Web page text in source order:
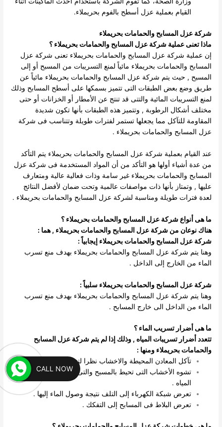
القيام بعملية عزل أسطح بالفوم بحريملاء.
شركة عزل المسابح والحمامات بحريملاء
ماذا تعنى عملية شركة عزل المسابح والحمامات بحريملاء ؟
إن عملية شركة عزل المسابح والحمامات بحريملاء تعنى شركة عزل
المسابح والحمامات بحريملاء مائياً لمنع التسريبات من المسبح أو إلى
المسبح , حيث يتم شركة عزل المسابح والحمامات بحريملاء مائياً عن
طريق وضع بعض الطبقات التى تتميز بسمكها على أسطح المسابح وذلك
لمنع التسريبات المائية والتتى قد تنتج عن الأمطار أو الخزانات أو حتى
مختلف أشكال الرطوبة , وتتميز هذه الطبقات بأنها تكون شديدة
المقاومة للتآكل مما يجعلها تستمر لفترات طويلة وتتناسب فى شركة
عزل المسابح والحمامات بحريملاء .
عند القيام بعملية شركة عزل المسابح والحمامات بحريملاء يتم التأكد
من عدة أشياء أولها هو التأكد من أن المواد المستخدمة فى شركة عزل
المسابح والحمامات بحريملاء غير سامة وذات فعالية عالية ومتعارف
عليها , وتمتاز بأنها ذات مواصفات عالمية وتحت ضمان لأفضل النتائج
لعدة فترات طويلة ومناسبة لشركة عزل المسابح والحمامات بحريملاء .
ما هى أنواع شركة عزل المسابح والحمامات بحريملاء ؟
هناك نوعان من شركة عزل المسابح والحمامات بحريملاء , هما :
شركة عزل المسابح والحمامات بحريملاء إيجابياً :
وهنا يتم شركة عزل المسابح والحمامات بحريملاء بهدف منع تسرب
الماء من الخارج إلى الداخل .
شركة عزل المسابح والحمامات بحريملاء سلبياً :
وهنا يتم شركة عزل المسابح والحمامات بحريملاء بهدف منع تسرب
الماء من الداخل الى خارج المسابح .
ما هى أضرار تسريب الماء ؟
تتعدد أضرار تسريبات المياه , وذلك إذا لم يتم شركة عزل المسابح
والحمامات بحريملاء ومنها :
تآكل المعادن المحيطة والاخشاب نظرا لتسرب المياه إليها .
تشوه الأخشاب التى تحيط بالمسبح والتى تصل إليها تسريبات
المياه .
تعرض شبكة الكهرباء إلى التلف نتيجة وصول الماء إليها .
تعرض البلاط فى المسابح إلى التفكك .
CALL NOW